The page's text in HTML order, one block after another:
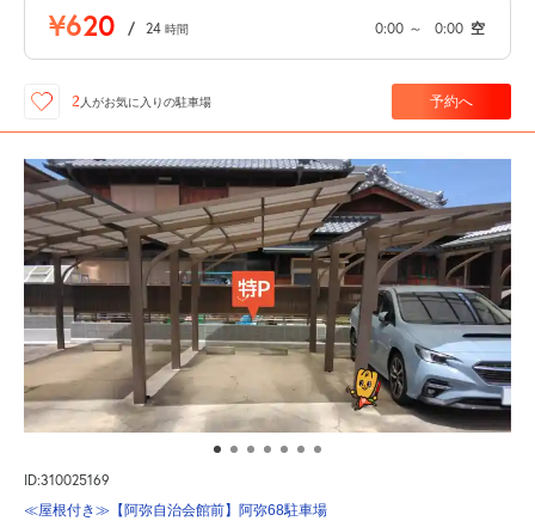
¥620 / 24 時間 0:00 ～ 0:00 空
2 人がお気に入りの駐車場 予約へ
ID:310025169
≪屋根付き≫【阿弥自治会館前】阿弥68駐車場